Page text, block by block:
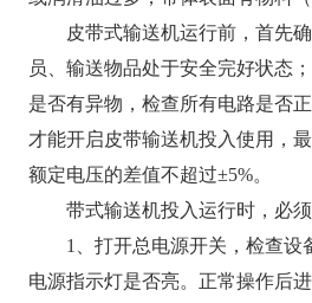
皮带式输送机运行前，首先确
员、输送物品处于安全完好状态
是否有异物，检查所有电路是否
才能开启皮带输送机投入使用，
额定电压的差值不超过±5%。
带式输送机投入运行时，必须
1、打开总电源开关，检查设
电源指示灯是否亮。正常操作后进